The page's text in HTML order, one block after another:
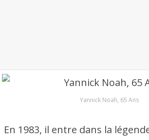
Yannick Noah, 65 Ans
En 1983, il entre dans la